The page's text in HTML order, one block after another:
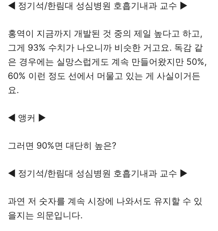
◀ 정기석/한림대 성심병원 호흡기내과 교수 ▶
홍역이 지금까지 개발된 것 중의 제일 높다고 하고,
그게 93% 수치가 나오니까 비슷한 거고요. 독감 같
은 경우에는 실망스럽게도 계속 만들어왔지만 50%,
60% 이런 정도 선에서 머물고 있는 게 사실이거든
요.
◀ 앵커 ▶
그러면 90%면 대단히 높은?
◀ 정기석/한림대 성심병원 호흡기내과 교수 ▶
과연 저 숫자를 계속 시장에 나와서도 유지할 수 있
을지는 의문입니다.